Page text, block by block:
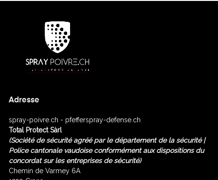
Adresse
spray-poivre.ch - pfefferspray-defense.ch
Total Protect Sàrl
(Société de sécurité agréépar le département de la sécurité |
Police cantonale vaudoise conformément aux dispositions du
concordat sur les entreprises de sécurité)
Chemin de Varmey 6A